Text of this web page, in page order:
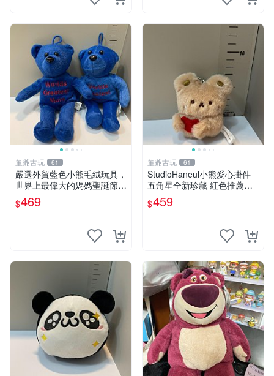
董爺古玩 61
嚴選外貿藍色小熊毛絨玩具，
世界上最偉大的媽媽聖誕節推
薦禮物 五角星 兒童玩具 母親
節
$469
董爺古玩 61
StudioHaneul小熊愛心掛件
五角星全新珍藏 紅色推薦收
藏 玩具掛飾 掛件 新品
$459